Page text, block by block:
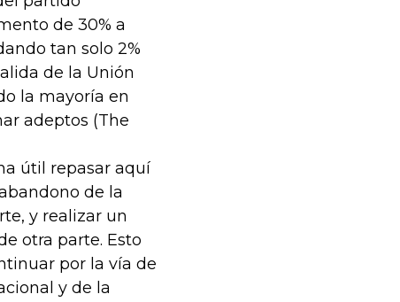
de 30% a
tan solo 2%
de la Unión
la mayoría en
adeptos (The
útil repasar aquí
de la
y realizar un
otra parte. Esto
por la vía de
y de la